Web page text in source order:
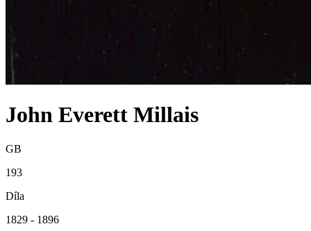
John Everett Millais
GB
193
Díla
1829 - 1896